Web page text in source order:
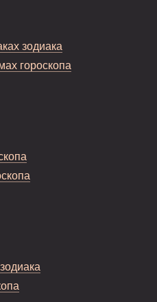
зодиака
гороскопа